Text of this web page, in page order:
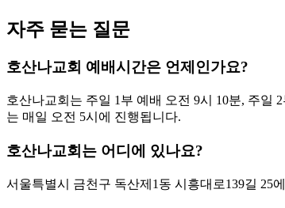
자주 묻는 질문
호산나교회 예배시간은 언제인가요?
호산나교회는 주일 1부 예배 오전 9시 10분, 주일
는 매일 오전 5시에 진행됩니다.
호산나교회는 어디에 있나요?
서울특별시 금천구 독산제1동 시흥대로139길 25